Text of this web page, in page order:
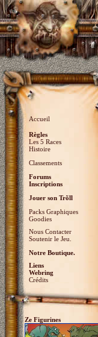
Accueil
Règles
Les 5 Races
Histoire
Classements
Forums
Inscriptions
Jouer son Trõll
Packs Graphiques
Goodies
Nous Contacter
Soutenir le Jeu.
Notre Boutique.
Liens
Webring
Crédits
Ze Figurines